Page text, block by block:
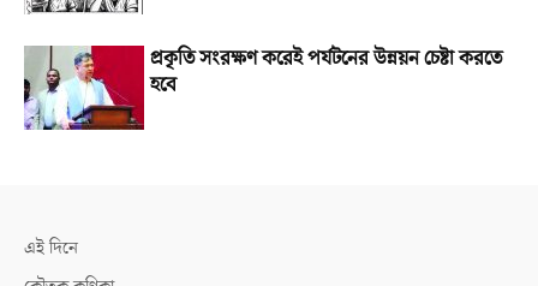
প্রকৃতি সংরক্ষণ করেই পর্যটনের উন্নয়ন চেষ্টা করতে
হবে
এই দিনে